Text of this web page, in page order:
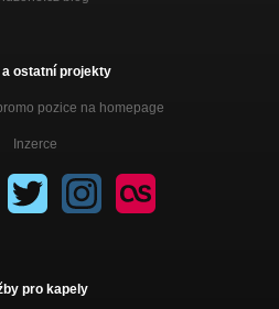
a ostatní projekty
pozice na homepage
Inzerce
pro kapely